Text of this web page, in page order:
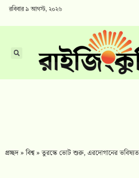
রবিবার ৯ আগস্ট, ২০২৬
প্রচ্ছদ»বিশ্ব»তুরস্কে ভোট শুরু, এরদোগানের ভবিষ্যত